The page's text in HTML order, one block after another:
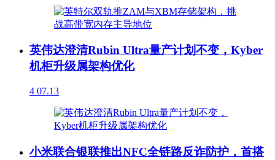
英伟达澄清Rubin Ultra量产计划不变，Kyber
机柜升级属架构优化
4 07.13
小米联合银联推出NFC全链路反诈防护，首搭